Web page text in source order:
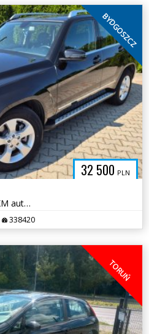
32 500 PLN
BYDGOSZCZ
Mercedes GLK 320 CDI 225KM automat • 4matic • salon polska • serwisowa
338420
TORUŃ